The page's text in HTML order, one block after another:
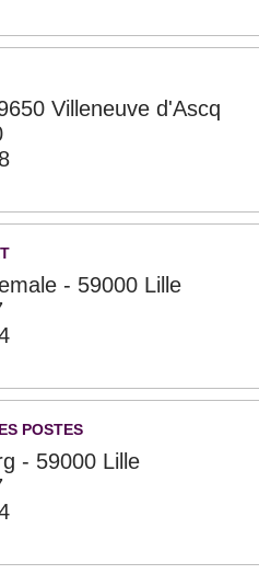
Villeneuve d'Ascq
- 59000 Lille
POSTES
- 59000 Lille